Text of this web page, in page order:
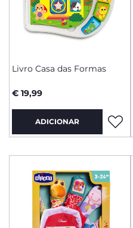
Livro Casa das Formas
€ 19,99
ADICIONAR